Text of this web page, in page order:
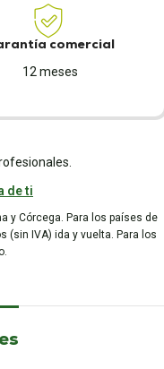
comercial
12 meses
de ti
y Córcega. Para los países de
(sin IVA) ida y vuelta. Para los